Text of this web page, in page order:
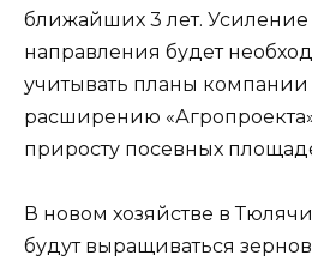
ближайших 3 лет.
направления будет
учитывать планы компании
расширению
приросту посевных
В новом хозяйстве в
будут выращиваться